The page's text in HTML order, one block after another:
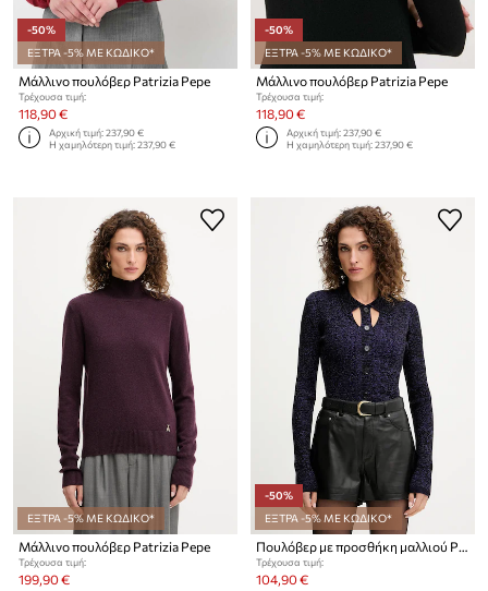
-50%
ΕΞΤΡΑ -5% ΜΕ ΚΩΔΙΚΟ*
Μάλλινο πουλόβερ Patrizia Pepe
Τρέχουσα τιμή:
118,90 €
Αρχική τιμή:237,90 €
Η χαμηλότερη τιμή:237,90 €
-50%
ΕΞΤΡΑ -5% ΜΕ ΚΩΔΙΚΟ*
Μάλλινο πουλόβερ Patrizia Pepe
Τρέχουσα τιμή:
118,90 €
Αρχική τιμή:237,90 €
Η χαμηλότερη τιμή:237,90 €
ΕΞΤΡΑ -5% ΜΕ ΚΩΔΙΚΟ*
Μάλλινο πουλόβερ Patrizia Pepe
Τρέχουσα τιμή:
199,90 €
-50%
ΕΞΤΡΑ -5% ΜΕ ΚΩΔΙΚΟ*
Πουλόβερ με προσθήκη μαλλιού Patrizia Pepe
Τρέχουσα τιμή:
104,90 €